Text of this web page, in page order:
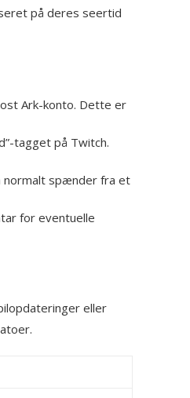
på deres seertid
Ark-konto. Dette er
tagget på Twitch.
normalt spænder fra et
for eventuelle
eller